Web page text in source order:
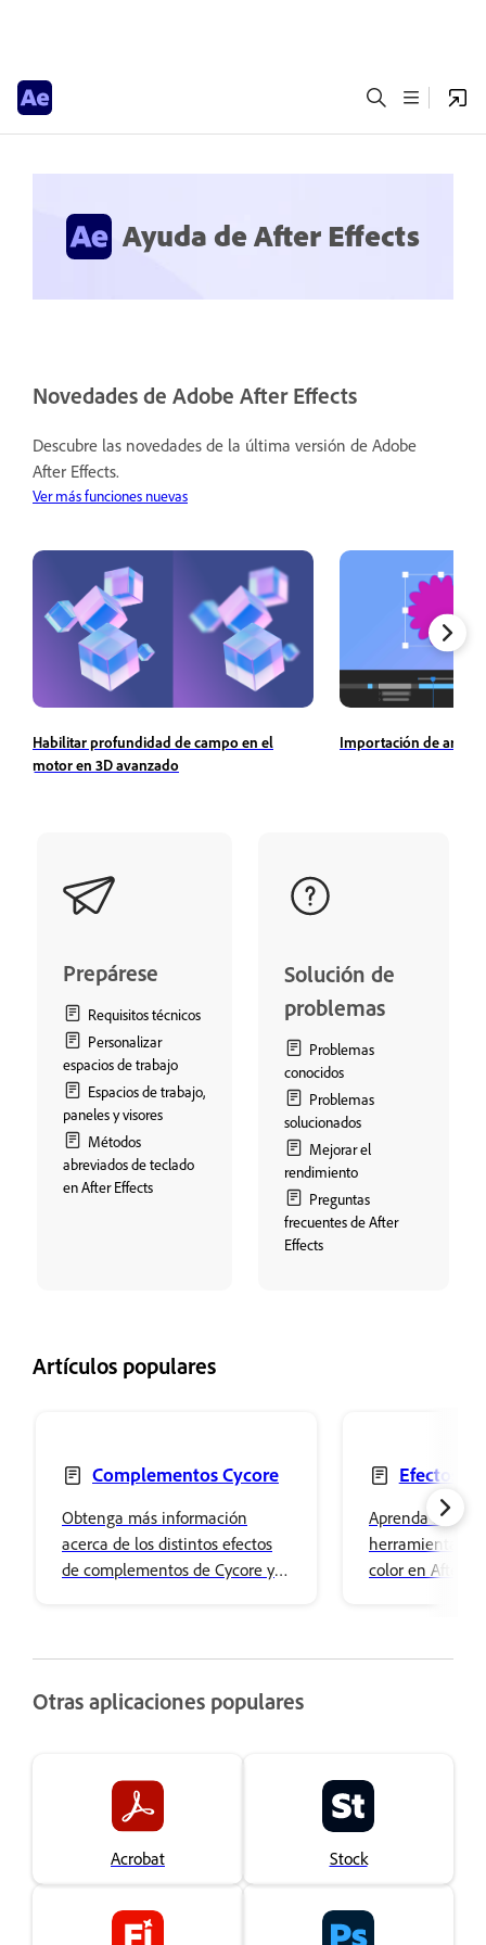
Ayuda de After Effects
Novedades de Adobe After Effects
Descubre las novedades de la última versión de Adobe
After Effects.
Ver más funciones nuevas
Habilitar profundidad de campo en el
motor en 3D avanzado
Importación de
Prepárese
Requisitos técnicos
Personalizar
espacios de trabajo
Espacios de trabajo,
paneles y visores
Métodos
abreviados de teclado
en After Effects
Solución de
problemas
Problemas
conocidos
Problemas
solucionados
Mejorar el
rendimiento
Preguntas
frecuentes de After
Effects
Artículos populares
Complementos Cycore
Obtenga más información
acerca de los distintos efectos
de complementos de Cycore y
Efectos
Aprenda a
herramientas
color en After
Otras aplicaciones populares
Acrobat Stock